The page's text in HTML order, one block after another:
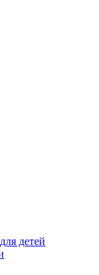
детей